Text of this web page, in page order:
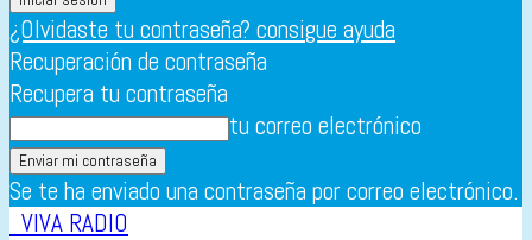
¿Olvidaste tu contraseña? consigue ayuda
Recuperación de contraseña
Recupera tu contraseña
tu correo electrónico
Se te ha enviado una contraseña por correo electrónico.
VIVA RADIO